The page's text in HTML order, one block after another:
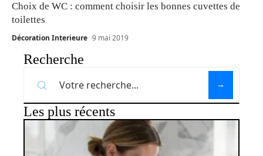
Choix de WC : comment choisir les bonnes cuvettes de
toilettes
Décoration Interieure 9 mai 2019
Recherche
Les plus récents